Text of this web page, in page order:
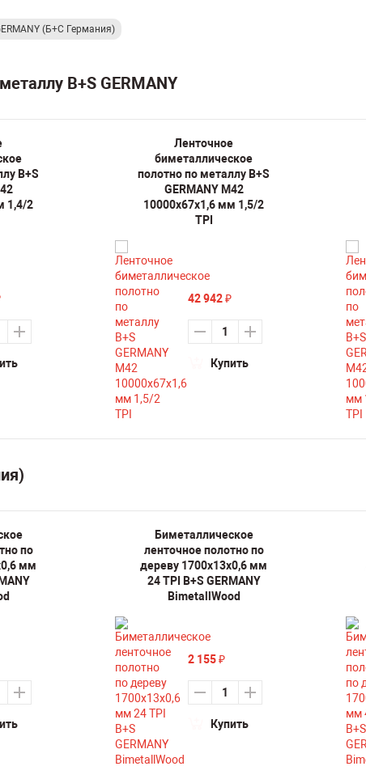
(Б+С Германия)
B+S GERMANY
B+S
1,4/2
Ленточное
биметаллическое
полотно по металлу B+S
GERMANY M42
10000х67х1,6 мм 1,5/2
TPI
42 942 ₽
Купить
по
мм
Биметаллическое
ленточное полотно по
дереву 1700х13х0,6 мм
24 TPI B+S GERMANY
BimetallWood
2 155 ₽
Купить